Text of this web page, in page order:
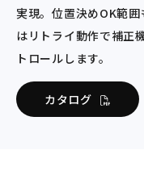
実現。位置決めOK範
はリトライ動作で補正
トロールします。
カタログ